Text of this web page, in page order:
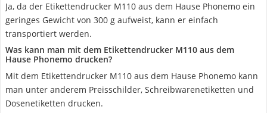
Ja, da der Etikettendrucker M110 aus dem Hause Phonemo ein
geringes Gewicht von 300 g aufweist, kann er einfach
transportiert werden.
Was kann man mit dem Etikettendrucker M110 aus dem
Hause Phonemo drucken?
Mit dem Etikettendrucker M110 aus dem Hause Phonemo kann
man unter anderem Preisschilder, Schreibwarenetiketten und
Dosenetiketten drucken.